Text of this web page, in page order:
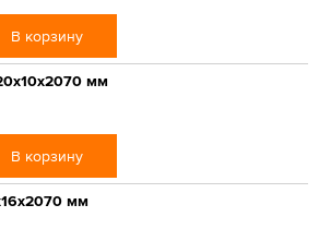
В корзину
мм
В корзину
мм